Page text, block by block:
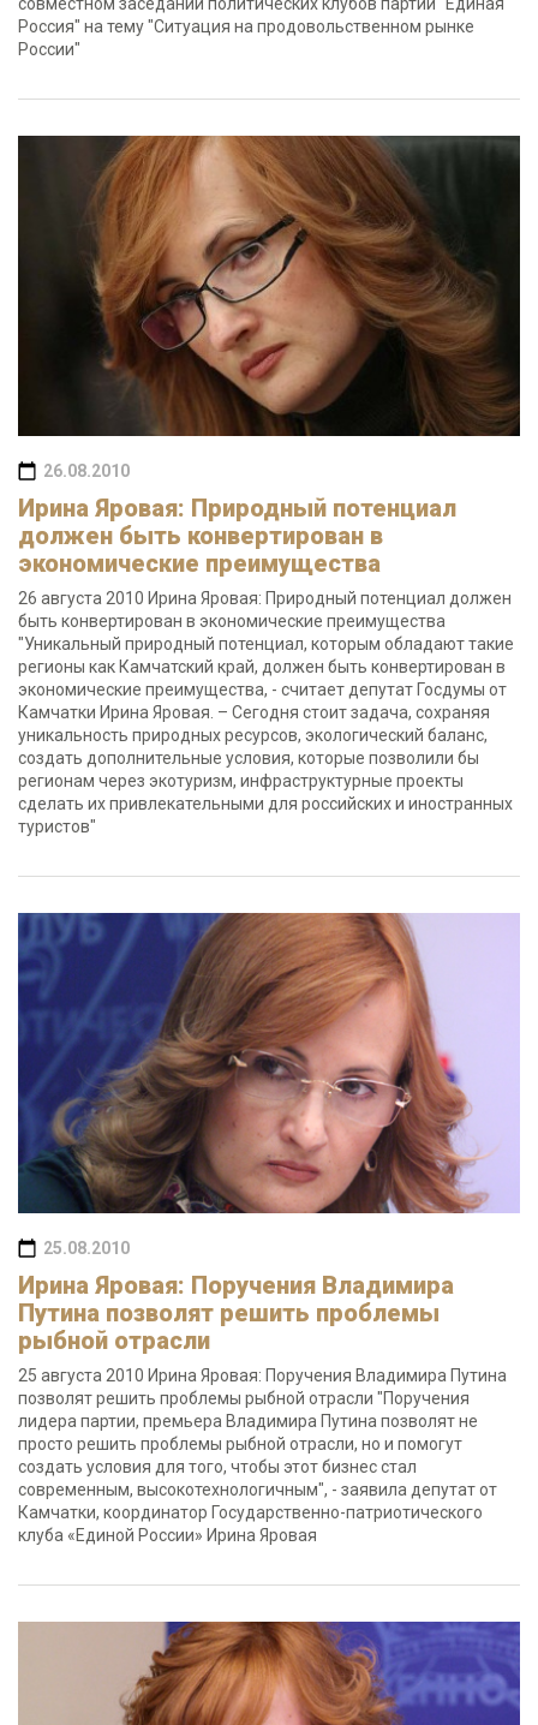
Россия" на тему "Ситуация на продовольственном рынке
России"
26.08.2010
Ирина Яровая: Природный потенциал
должен быть конвертирован в
экономические преимущества
26 августа 2010 Ирина Яровая: Природный потенциал должен
быть конвертирован в экономические преимущества
"Уникальный природный потенциал, которым обладают такие
регионы как Камчатский край, должен быть конвертирован в
экономические преимущества, - считает депутат Госдумы от
Камчатки Ирина Яровая. – Сегодня стоит задача, сохраняя
уникальность природных ресурсов, экологический баланс,
создать дополнительные условия, которые позволили бы
регионам через экотуризм, инфраструктурные проекты
сделать их привлекательными для российских и иностранных
туристов"
25.08.2010
Ирина Яровая: Поручения Владимира
Путина позволят решить проблемы
рыбной отрасли
25 августа 2010 Ирина Яровая: Поручения Владимира Путина
позволят решить проблемы рыбной отрасли "Поручения
лидера партии, премьера Владимира Путина позволят не
просто решить проблемы рыбной отрасли, но и помогут
создать условия для того, чтобы этот бизнес стал
современным, высокотехнологичным", - заявила депутат от
Камчатки, координатор Государственно-патриотического
клуба «Единой России» Ирина Яровая